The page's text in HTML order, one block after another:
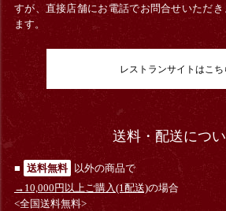
すが、直接店舗にお電話でお問合せいただ
ます。
レストランサイトはこち
送料・配送につ
■ 送料無料
以外の商品で
→10,000円以上ご購入(1配送)の場合
<全国送料無料>